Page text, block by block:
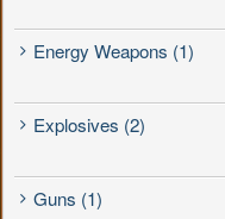
Energy Weapons (1)
Explosives (2)
Guns (1)